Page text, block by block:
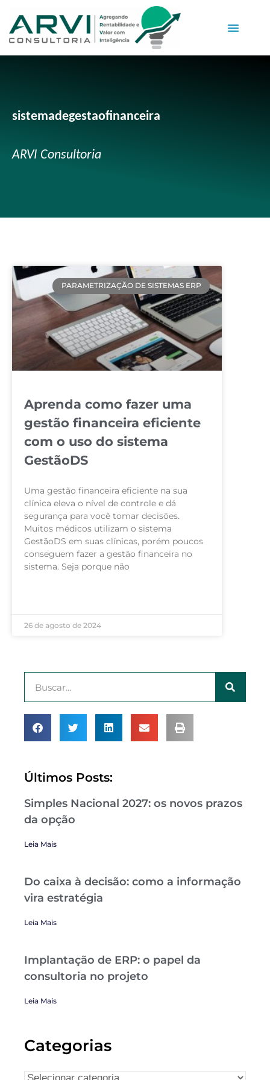
sistemadegestaofinanceira
ARVI Consultoria
PARAMETRIZAÇÃO DE SISTEMAS ERP
Aprenda como fazer uma
gestão financeira eficiente
com o uso do sistema
GestãoDS
Uma gestão financeira eficiente na sua
clínica eleva o nível de controle e dá
segurança para você tomar decisões.
Muitos médicos utilizam o sistema
GestãoDS em suas clínicas, porém poucos
conseguem fazer a gestão financeira no
sistema. Seja porque não
26 de agosto de 2024
Últimos Posts:
Simples Nacional 2027: os novos prazos
da opção
Leia Mais
Do caixa à decisão: como a informação
vira estratégia
Leia Mais
Implantação de ERP: o papel da
consultoria no projeto
Leia Mais
Categorias